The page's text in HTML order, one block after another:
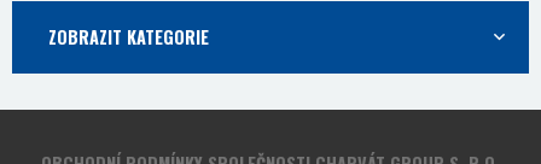
ZOBRAZIT KATEGORIE